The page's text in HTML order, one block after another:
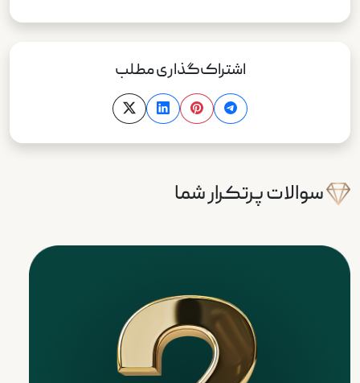
اشتراک‌گذاری مطلب
سوالات پرتکرار شما